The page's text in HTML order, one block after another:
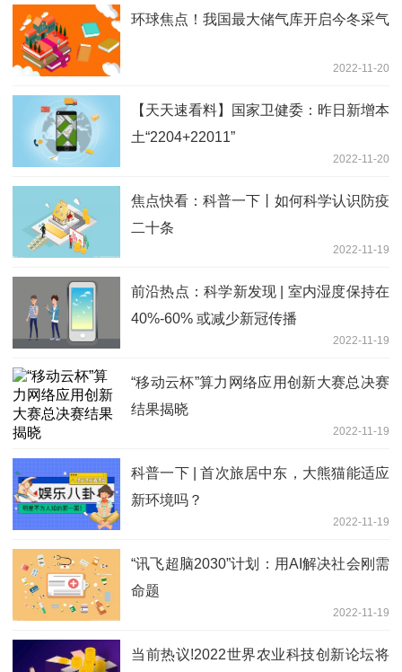
环球焦点！我国最大储气库开启今冬采气
2022-11-20
【天天速看料】国家卫健委：昨日新增本
土“2204+22011”
2022-11-20
焦点快看：科普一下丨如何科学认识防疫
二十条
2022-11-19
前沿热点：科学新发现 | 室内湿度保持在
40%-60% 或减少新冠传播
2022-11-19
“移动云杯”算力网络应用创新大赛总决赛
结果揭晓
2022-11-19
科普一下 | 首次旅居中东，大熊猫能适应
新环境吗？
2022-11-19
“讯飞超脑2030”计划：用AI解决社会刚需
命题
2022-11-19
当前热议!2022世界农业科技创新论坛将